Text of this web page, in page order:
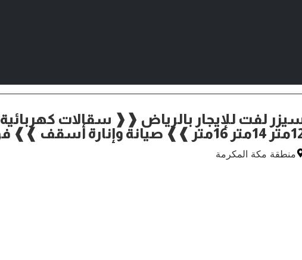
لفت للإيجار بالرياض ❰❰ سقالات كهربائية
صيانة وإنارة أسقف ❱❱ فورية
منطقة مكة المكرمة